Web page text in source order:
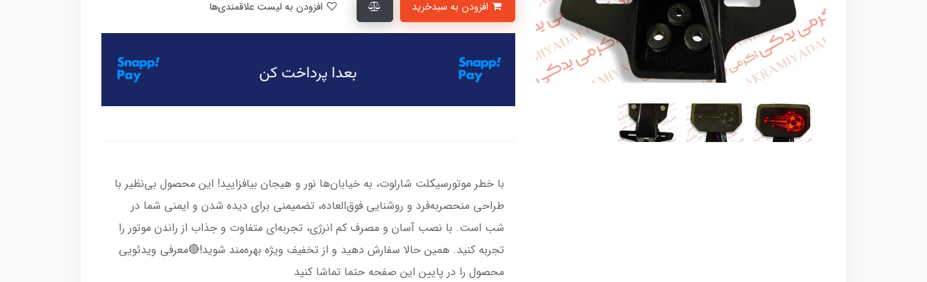
با خطر موتورسیکلت شارلوت، به خیابان‌ها نور و هیجان بیافزایید! این محصول بی‌نظیر با
طراحی منحصر‌به‌فرد و روشنایی فوق‌العاده، تضمیمنی برای دیده شدن و ایمنی شما در
شب است. با نصب آسان و مصرف کم انرژی، تجربه‌ای متفاوت و جذاب از راندن موتور را
تجربه کنید. همین حالا سفارش دهید و از تخفیف ویژه بهره‌مند شوید!🔴معرفی ویدئویی
محصول را در پایین این صفحه حتما تماشا کنید